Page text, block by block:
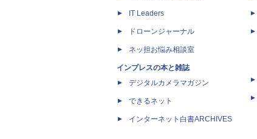
IT Leaders
ドローンジャーナル
ネッ担お悩み相談室
インプレスの本と雑誌
デジタルカメラマガジン
できるネット
インターネット白書ARCHIVES